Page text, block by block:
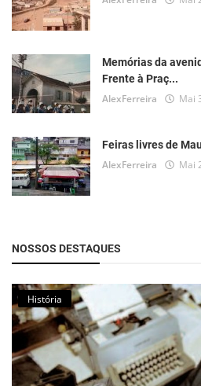
Memórias da
Frente à Praç...
AlexFerreira Mai
Feiras livres de
AlexFerreira Mai
NOSSOS DESTAQUES
História